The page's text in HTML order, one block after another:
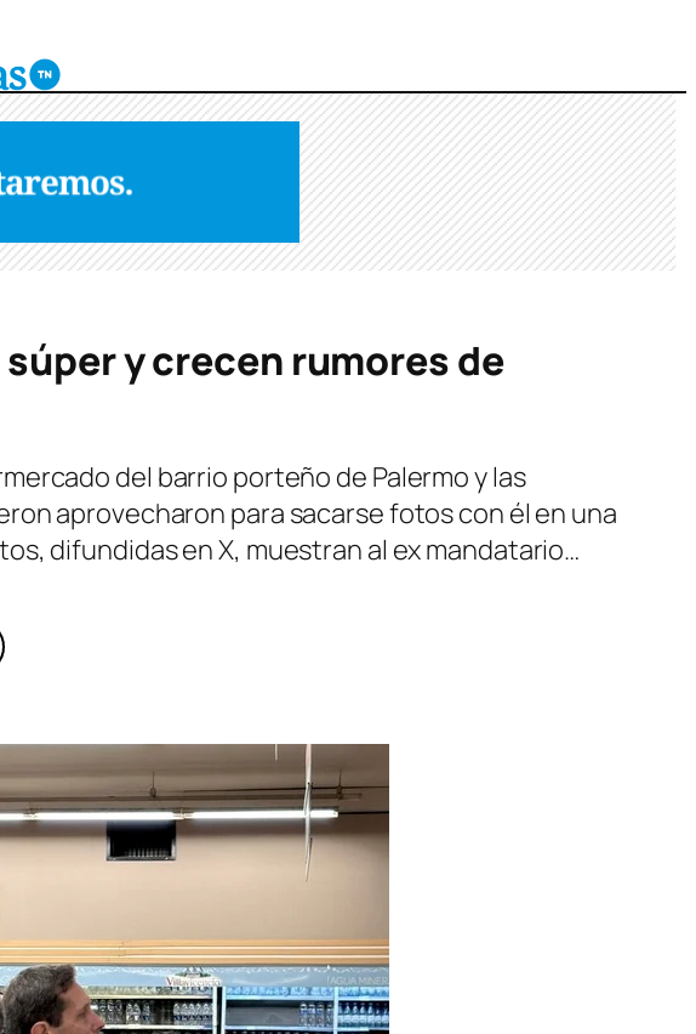
y crecen rumores de
del barrio porteño de Palermo y las
aprovecharon para sacarse fotos con él en una
difundidas en X, muestran al ex mandatario…